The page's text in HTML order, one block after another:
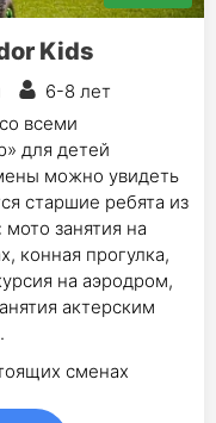
Kids
6-8 лет
всеми
для детей
можно увидеть
старшие ребята из
занятия на
конная прогулка,
на аэродром,
актерским
сменах